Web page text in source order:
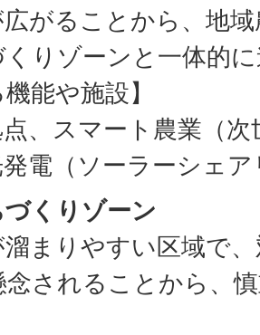
がることから、地
りゾーンと一体的
能や施設】
、スマート農業（
電（ソーラーシェ
くりゾーン
まりやすい区域で
念されることから、